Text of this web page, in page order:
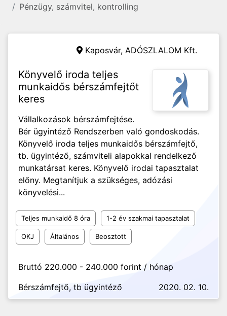
Pénzügy, számvitel, kontrolling
Kaposvár, ADÓSZLALOM Kft.
Könyvelő iroda teljes
munkaidős bérszámfejtőt
keres
Vállalkozások bérszámfejtése.
Bér ügyintéző Rendszerben való gondoskodás.
Könyvelő iroda teljes munkaidős bérszámfejtő,
tb. ügyintéző, számviteli alapokkal rendelkező
munkatársat keres. Könyvelő irodai tapasztalat
előny. Megtanítjuk a szükséges, adózási
könyvelési...
Teljes munkaidő 8 óra 1-2 év szakmai tapasztalat
OKJ Általános Beosztott
Bruttó 220.000 - 240.000 forint / hónap
Bérszámfejtő, tb ügyintéző
2020. 02. 10.